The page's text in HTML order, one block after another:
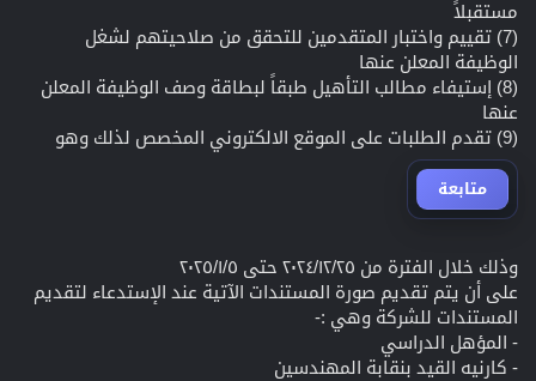
مستقبلاً
(7) تقييم واختبار المتقدمين للتحقق من صلاحيتهم لشغل
الوظيفة المعلن عنها
(8) إستيفاء مطالب التأهيل طبقاً لبطاقة وصف الوظيفة المعلن
عنها
(9) تقدم الطلبات على الموقع الالكتروني المخصص لذلك وهو
متابعة
وذلك خلال الفترة من ٢٠٢٤/١٢/٢٥ حتى ٢٠٢٥/١/٥
على أن يتم تقديم صورة المستندات الآتية عند الإستدعاء لتقديم
المستندات للشركة وهي :-
- المؤهل الدراسي
- كارنيه القيد بنقابة المهندسين